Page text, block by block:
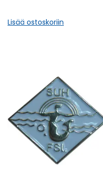
Lisää ostoskoriin